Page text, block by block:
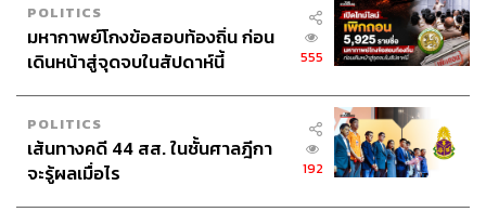
POLITICS
มหากาพย์โกงข้อสอบท้องถิ่น ก่อน
เดินหน้าสู่จุดจบในสัปดาห์นี้
555
POLITICS
เส้นทางคดี 44 สส. ในชั้นศาลฎีกา
จะรู้ผลเมื่อไร
192